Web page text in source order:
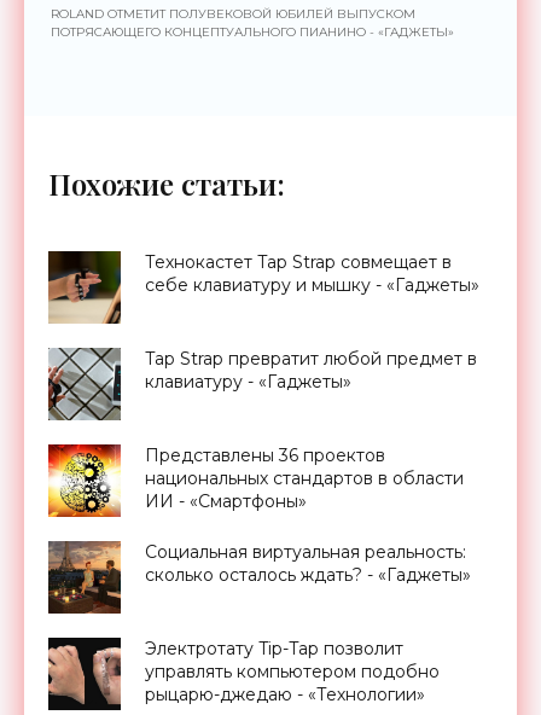
ROLAND ОТМЕТИТ ПОЛУВЕКОВОЙ ЮБИЛЕЙ ВЫПУСКОМ
ПОТРЯСАЮЩЕГО КОНЦЕПТУАЛЬНОГО ПИАНИНО - «ГАДЖЕТЫ»
Похожие статьи:
Технокастет Tap Strap совмещает в
себе клавиатуру и мышку - «Гаджеты»
Tap Strap превратит любой предмет в
клавиатуру - «Гаджеты»
Представлены 36 проектов
национальных стандартов в области
ИИ - «Смартфоны»
Социальная виртуальная реальность:
сколько осталось ждать? - «Гаджеты»
Электротату Tip-Tap позволит
управлять компьютером подобно
рыцарю-джедаю - «Технологии»